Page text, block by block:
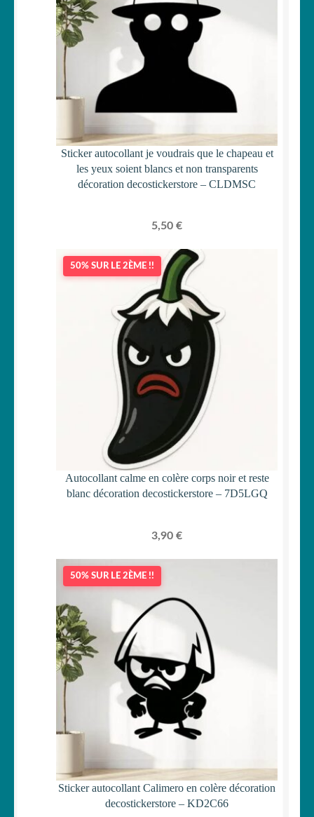
Sticker autocollant je voudrais que le chapeau et
les yeux soient blancs et non transparents
décoration decostickerstore – CLDMSC
5,50 €
50% SUR LE 2ÈME !!
Autocollant calme en colère corps noir et reste
blanc décoration decostickerstore – 7D5LGQ
3,90 €
50% SUR LE 2ÈME !!
Sticker autocollant Calimero en colère décoration
decostickerstore – KD2C66